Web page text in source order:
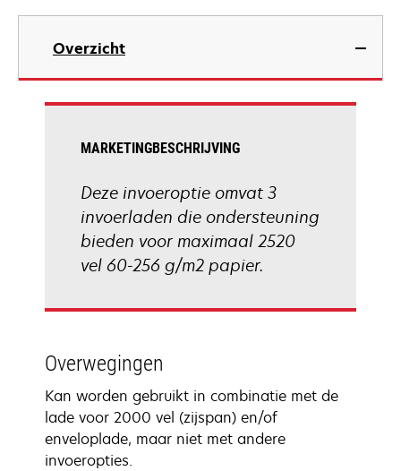
Overzicht
MARKETINGBESCHRIJVING
Deze invoeroptie omvat 3
invoerladen die ondersteuning
bieden voor maximaal 2520
vel 60-256 g/m2 papier.
Overwegingen
Kan worden gebruikt in combinatie met de
lade voor 2000 vel (zijspan) en/of
enveloplade, maar niet met andere
invoeropties.